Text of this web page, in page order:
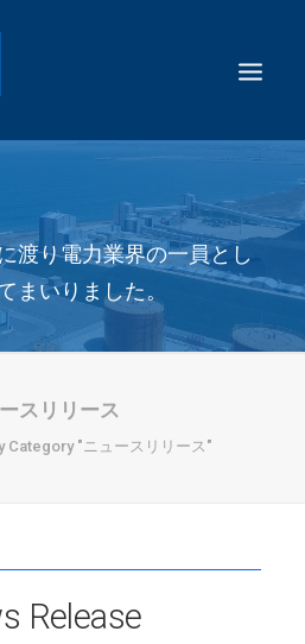
渡り電力業界の一員とし
まいりました。
スリリース
Category "ニュースリリース"
‎Release